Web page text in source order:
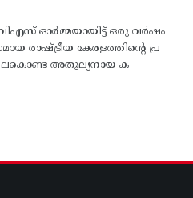
വിഎസ് ഓർമ്മയായിട്ട് ഒരു വർഷം
രാഷ്ട്രീയ കേരളത്തിന്റെ പ്ര
അതുല്യനായ ക